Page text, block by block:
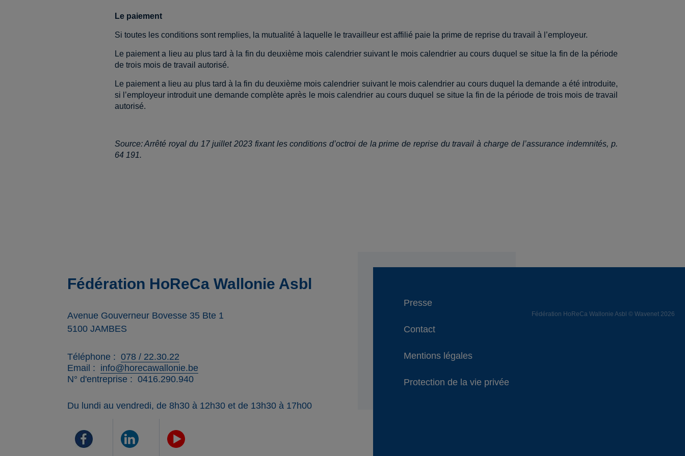
Le paiement
Si toutes les conditions sont remplies, la mutualité à laquelle le travailleur est affilié paie la prime de reprise du travail à l’employeur.
Le paiement a lieu au plus tard à la fin du deuxième mois calendrier suivant le mois calendrier au cours duquel se situe la fin de la période
de trois mois de travail autorisé.
Le paiement a lieu au plus tard à la fin du deuxième mois calendrier suivant le mois calendrier au cours duquel la demande a été introduite,
si l’employeur introduit une demande complète après le mois calendrier au cours duquel se situe la fin de la période de trois mois de travail
autorisé.
Source: Arrêté royal du 17 juillet 2023 fixant les conditions d’octroi de la prime de reprise du travail à charge de l’assurance indemnités, p.
64 191.
Fédération HoReCa Wallonie Asbl
Avenue Gouverneur Bovesse 35 Bte 1
5100 JAMBES
Téléphone
078 / 22.30.22
Email
info@horecawallonie.be
N° d'entreprise
0416.290.940
Du lundi au vendredi, de 8h30 à 12h30 et de 13h30 à 17h00
Presse
Contact
Mentions légales
Protection de la vie privée
Fédération HoReCa Wallonie Asbl © Wavenet 2026